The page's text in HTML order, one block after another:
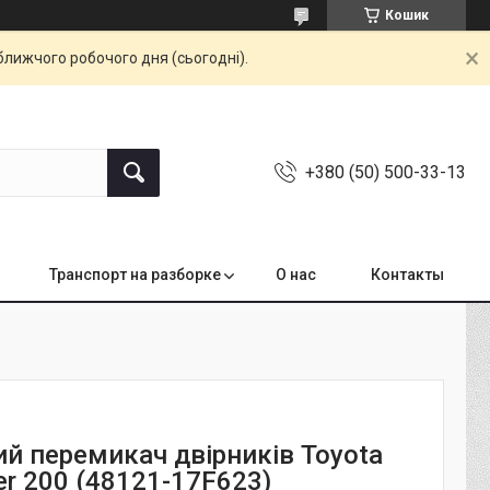
Кошик
робочого дня (сьогодні).
+380 (50) 500-33-13
Транспорт на разборке О нас Контакты
перемикач двірників Toyota
200 (48121-17F623)